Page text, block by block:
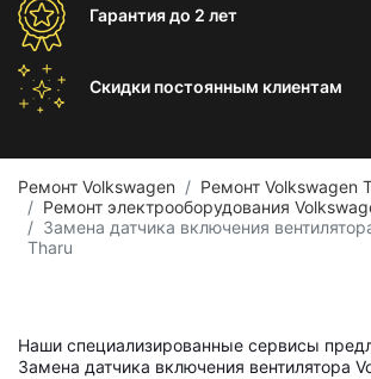
Гарантиядо 2 лет
Скидки постоянным клиентам
Ремонт Volkswagen
Ремонт Volkswagen
Ремонт электрооборудования
Замена датчика включения
Tharu
Наши специализированные сервисы
Замена датчика включения вентилятора